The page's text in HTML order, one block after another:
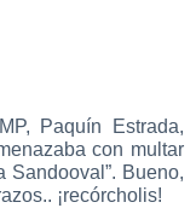
Paquín Estrada,
con multar
Bueno,
¡recórcholis!